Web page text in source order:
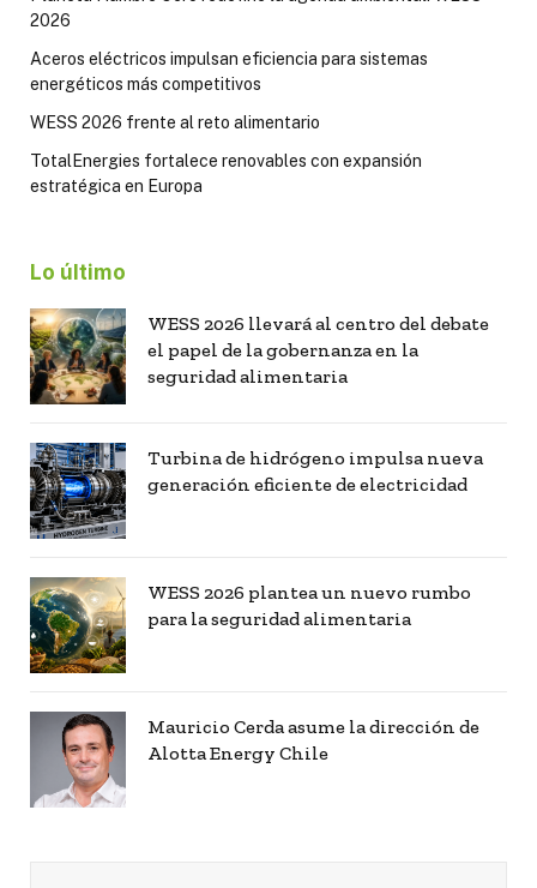
2026
Aceros eléctricos impulsan eficiencia para sistemas
energéticos más competitivos
WESS 2026 frente al reto alimentario
TotalEnergies fortalece renovables con expansión
estratégica en Europa
Lo último
WESS 2026 llevará al centro del debate
el papel de la gobernanza en la
seguridad alimentaria
Turbina de hidrógeno impulsa nueva
generación eficiente de electricidad
WESS 2026 plantea un nuevo rumbo
para la seguridad alimentaria
Mauricio Cerda asume la dirección de
Alotta Energy Chile